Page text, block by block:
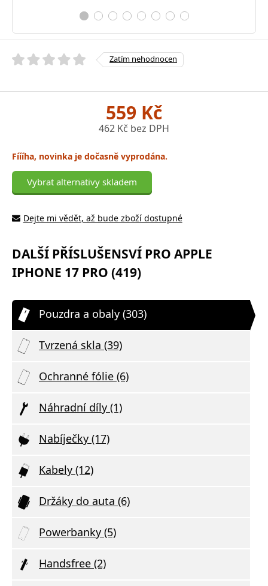
Zatím nehodnocen
559 Kč
462 Kč bez DPH
Fíííha, novinka je dočasně vyprodána.
Vybrat alternativy skladem
Dejte mi vědět, až bude zboží dostupné
DALŠÍ PŘÍSLUŠENSVÍ PRO APPLE
IPHONE 17 PRO (419)
Pouzdra a obaly (303)
Tvrzená skla (39)
Ochranné fólie (6)
Náhradní díly (1)
Nabíječky (17)
Kabely (12)
Držáky do auta (6)
Powerbanky (5)
Handsfree (2)